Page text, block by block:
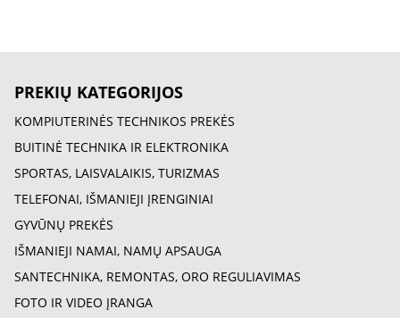
PREKIŲ KATEGORIJOS
KOMPIUTERINĖS TECHNIKOS PREKĖS
BUITINĖ TECHNIKA IR ELEKTRONIKA
SPORTAS, LAISVALAIKIS, TURIZMAS
TELEFONAI, IŠMANIEJI ĮRENGINIAI
GYVŪNŲ PREKĖS
IŠMANIEJI NAMAI, NAMŲ APSAUGA
SANTECHNIKA, REMONTAS, ORO REGULIAVIMAS
FOTO IR VIDEO ĮRANGA